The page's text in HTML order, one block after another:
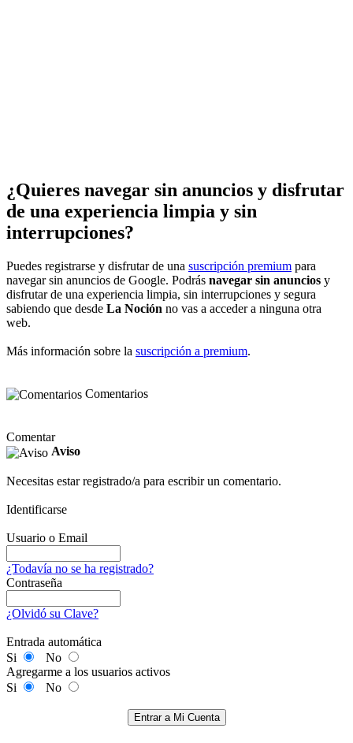
¿Quieres navegar sin anuncios y disfrutar
de una experiencia limpia y sin
interrupciones?
Puedes registrarse y disfrutar de una suscripción premium para
navegar sin anuncios de Google. Podrás navegar sin anuncios y
disfrutar de una experiencia limpia, sin interrupciones y segura
sabiendo que desde La Noción no vas a acceder a ninguna otra
web.
Más información sobre la suscripción a premium.
Comentarios
Comentar
Aviso
Necesitas estar registrado/a para escribir un comentario.
Identificarse
Usuario o Email
¿Todavía no se ha registrado?
Contraseña
¿Olvidó su Clave?
Entrada automática
Si
No
Agregarme a los usuarios activos
Si
No
Entrar a Mi Cuenta